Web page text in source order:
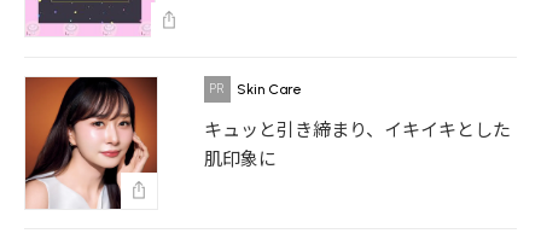
Skin Care
キュッと引き締まり、イキイキとした
肌印象に